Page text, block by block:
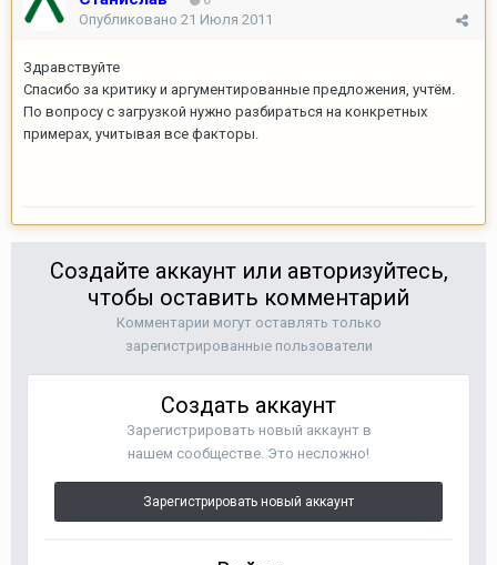
Опубликовано 21 Июля 2011
Здравствуйте
Спасибо за критику и аргументированные предложения, учтём.
По вопросу с загрузкой нужно разбираться на конкретных
примерах, учитывая все факторы.
Создайте аккаунт или авторизуйтесь,
чтобы оставить комментарий
Комментарии могут оставлять только
зарегистрированные пользователи
Создать аккаунт
Зарегистрировать новый аккаунт в
нашем сообществе. Это несложно!
Зарегистрировать новый аккаунт